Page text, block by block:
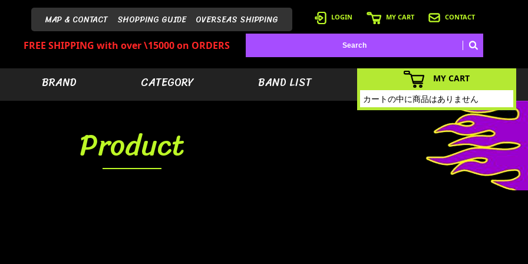
MAP & CONTACT SHOPPING GUIDE OVERSEAS SHIPPING LOGIN MY CART CONTACT
FREE SHIPPING with over \15000 on ORDERS
BRAND CATEGORY BAND LIST
Product
MY CART
カートの中に商品はありません